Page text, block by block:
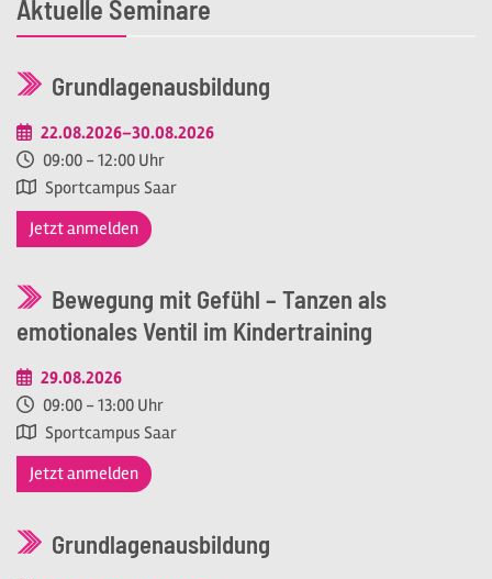
Aktuelle Seminare
Grundlagenausbildung
22.08.2026–30.08.2026
09:00 - 12:00 Uhr
Sportcampus Saar
Jetzt anmelden
Bewegung mit Gefühl – Tanzen als
emotionales Ventil im Kindertraining
29.08.2026
09:00 - 13:00 Uhr
Sportcampus Saar
Jetzt anmelden
Grundlagenausbildung